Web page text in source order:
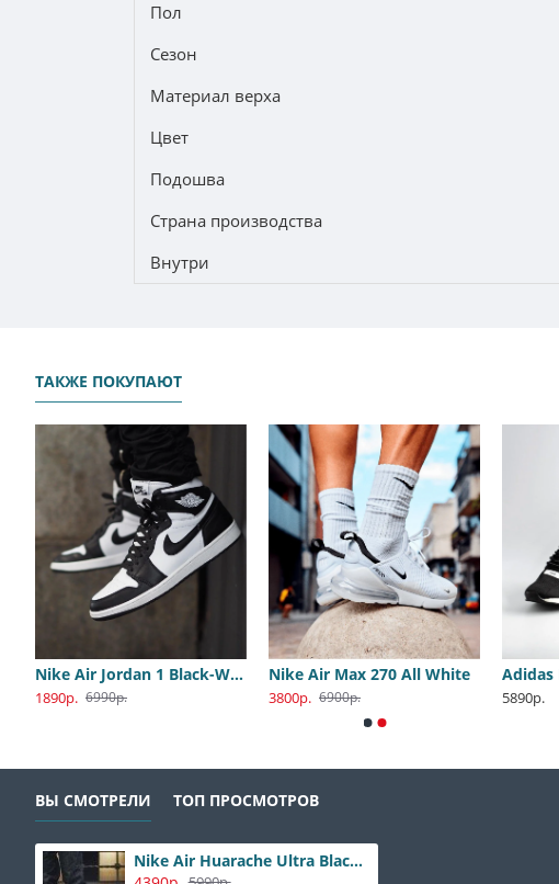
Пол
Сезон
Материал верха
Цвет
Подошва
Страна производства
Внутри
ТАКЖЕ ПОКУПАЮТ
Nike Air Jordan 1 Black-White
1890р. 6990р.
Nike Air Max 270 All White
3800р. 6900р. 5890р.
Adidas PureBoost All White
2400р. 8900р.
Nike Jordan 1 Travis Olive
4400р. 8800р. 3800р.
ВЫ СМОТРЕЛИ ТОП ПРОСМОТРОВ
Nike Air Huarache Ultra Black-White